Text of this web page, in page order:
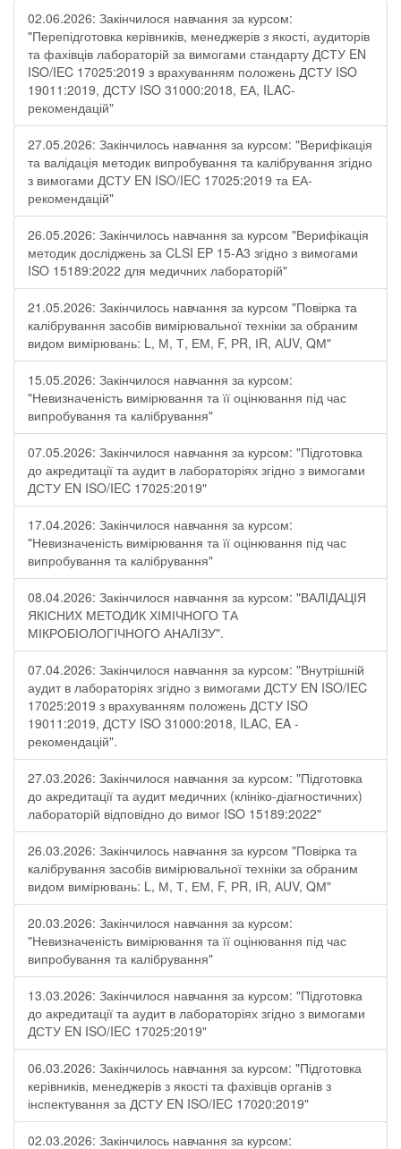
02.06.2026: Закінчилося навчання за курсом:
"Перепідготовка керівників, менеджерів з якості, аудиторів
та фахівців лабораторій за вимогами стандарту ДСТУ EN
ISO/IEC 17025:2019 з врахуванням положень ДСТУ ISO
19011:2019, ДСТУ ISO 31000:2018, ЕА, ILAC-
рекомендацій"
27.05.2026: Закінчилось навчання за курсом: "Верифікація
та валідація методик випробування та калібрування згідно
з вимогами ДСТУ EN ISO/IEC 17025:2019 та ЕА-
рекомендацій"
26.05.2026: Закінчилось навчання за курсом "Верифікація
методик досліджень за CLSI EP 15-A3 згідно з вимогами
ISO 15189:2022 для медичних лабораторій"
21.05.2026: Закінчилось навчання за курсом "Повірка та
калібрування засобів вимірювальної техніки за обраним
видом вимірювань: L, М, Т, ЕМ, F, РR, ІR, АUV, QМ"
15.05.2026: Закінчилося навчання за курсом:
"Невизначеність вимірювання та її оцінювання під час
випробування та калібрування"
07.05.2026: Закінчилося навчання за курсом: "Підготовка
до акредитації та аудит в лабораторіях згідно з вимогами
ДСТУ EN ISO/IEC 17025:2019"
17.04.2026: Закінчилося навчання за курсом:
"Невизначеність вимірювання та її оцінювання під час
випробування та калібрування"
08.04.2026: Закінчилося навчання за курсом: "ВАЛІДАЦІЯ
ЯКІСНИХ МЕТОДИК ХІМІЧНОГО ТА
МІКРОБІОЛОГІЧНОГО АНАЛІЗУ".
07.04.2026: Закінчилося навчання за курсом: "Внутрішній
аудит в лабораторіях згідно з вимогами ДСТУ EN ISO/IEC
17025:2019 з врахуванням положень ДСТУ ISO
19011:2019, ДСТУ ISO 31000:2018, ILAC, EA -
рекомендацій".
27.03.2026: Закінчилося навчання за курсом: "Підготовка
до акредитації та аудит медичних (клініко-діагностичних)
лабораторій відповідно до вимог ISO 15189:2022"
26.03.2026: Закінчилось навчання за курсом "Повірка та
калібрування засобів вимірювальної техніки за обраним
видом вимірювань: L, М, Т, ЕМ, F, РR, ІR, АUV, QМ"
20.03.2026: Закінчилося навчання за курсом:
"Невизначеність вимірювання та її оцінювання під час
випробування та калібрування"
13.03.2026: Закінчилося навчання за курсом: "Підготовка
до акредитації та аудит в лабораторіях згідно з вимогами
ДСТУ EN ISO/IEC 17025:2019"
06.03.2026: Закінчилось навчання за курсом: "Підготовка
керівників, менеджерів з якості та фахівців органів з
інспектування за ДСТУ EN ISO/IEC 17020:2019"
02.03.2026: Закінчилось навчання за курсом: